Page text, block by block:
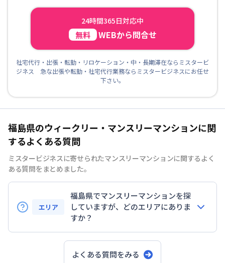
24時間365日対応中
無料 WEBから問合せ
社宅代行・出張・転勤・リロケーション・中・長期滞在ならミスタービ
ジネス 急な出張や転勤・社宅代行業務ならミスタービジネスにお任せ
下さい。
福島県のウィークリー・マンスリーマンションに関
するよくある質問
ミスタービジネスに寄せられたマンスリーマンションに関するよく
ある質問をまとめました。
エリア
福島県でマンスリーマンションを探
していますが、どのエリアにありま
すか？
福島市
市・いわき市・会津若松市
よくある質問をみる